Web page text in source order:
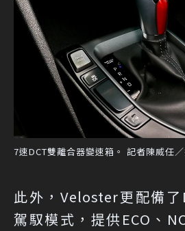
7速DCT雙離合器變速箱。 記者陳威任
此外，Veloster更配備
駕馭模式，提供ECO、